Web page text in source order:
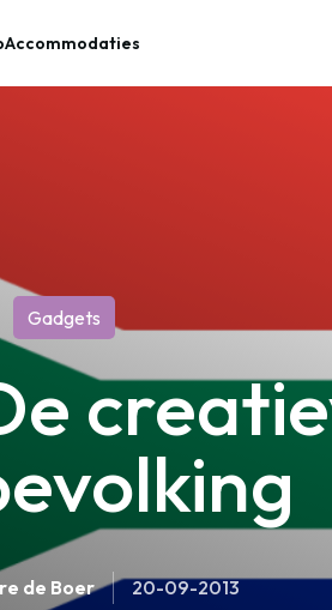
Accommodaties
Gadgets
de Boer 20-09-2013